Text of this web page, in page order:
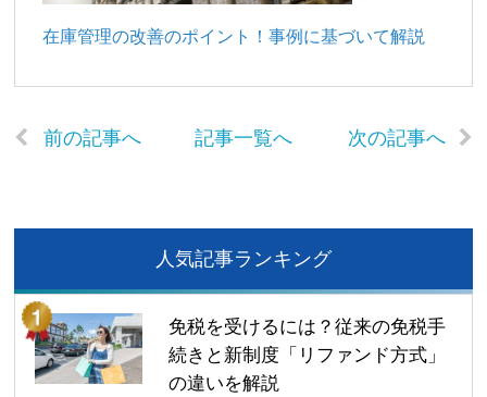
在庫管理の改善のポイント！事例に基づいて解説
前の記事へ 記事一覧へ 次の記事へ
人気記事ランキング
免税を受けるには？従来の免税手
続きと新制度「リファンド方式」
の違いを解説